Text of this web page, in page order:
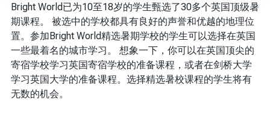
Bright World已为10至18岁的学生甄选了30多个英国顶级暑
期课程。 被选中的学校都具有良好的声誉和优越的地理位
置。参加Bright World精选暑期学校的学生可以选择在英国
一些最着名的城市学习。 想象一下，你可以在英国顶尖的
寄宿学校学习英国寄宿学校的准备课程，或者在剑桥大学
学习英国大学的准备课程。选择精选暑校课程的学生将有
无数的机会。